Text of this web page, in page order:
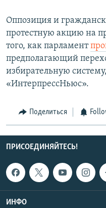
Оппозиция и
протестную акцию на
того, как парламент
предполагающий
избирательную
«ИнтерпрессНьюс».
Поделиться
ПРИСОЕДИНЯЙТЕСЬ!
ИНФО